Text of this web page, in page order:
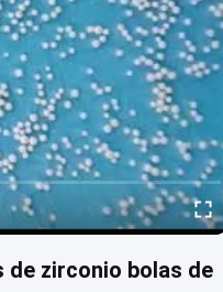
zirconio bolas de